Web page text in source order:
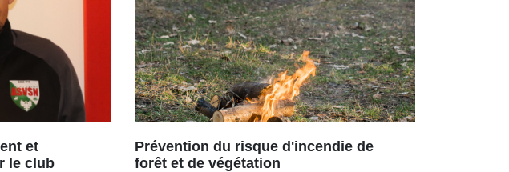
et
le club
Prévention du risque d'incendie de
forêt et de végétation